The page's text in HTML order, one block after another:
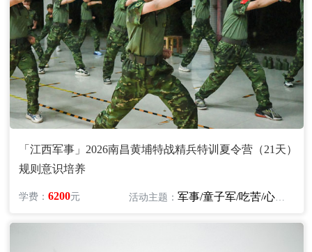
「江西军事」2026南昌黄埔特战精兵特训夏令营（21天）
规则意识培养
学费：6200元 活动主题：军事/童子军/吃苦/心智/励志